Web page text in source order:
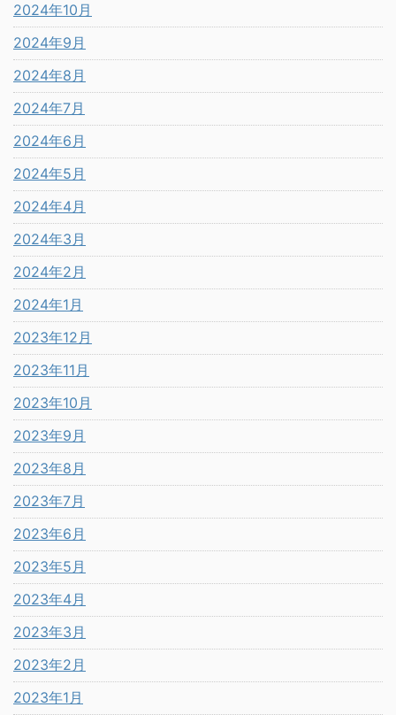
2024年10月
2024年9月
2024年8月
2024年7月
2024年6月
2024年5月
2024年4月
2024年3月
2024年2月
2024年1月
2023年12月
2023年11月
2023年10月
2023年9月
2023年8月
2023年7月
2023年6月
2023年5月
2023年4月
2023年3月
2023年2月
2023年1月